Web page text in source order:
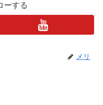
ーする
メリ